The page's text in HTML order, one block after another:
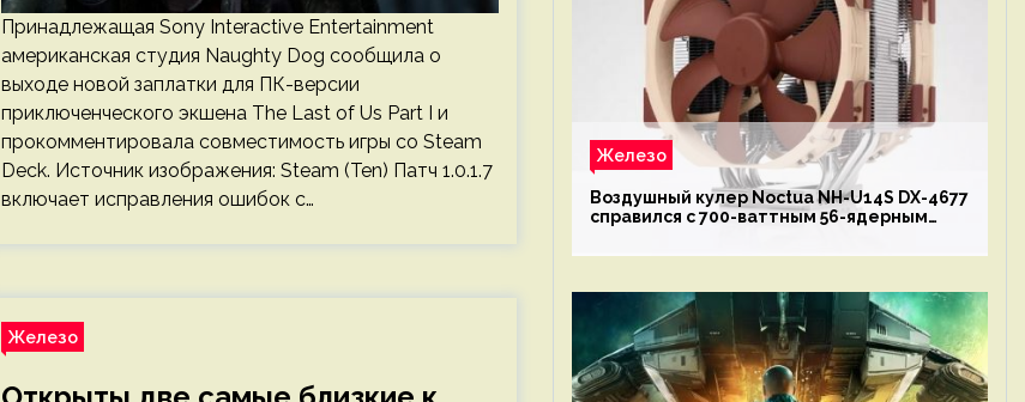
Принадлежащая Sony Interactive Entertainment
американская студия Naughty Dog сообщила о
выходе новой заплатки для ПК-версии
приключенческого экшена The Last of Us Part I и
прокомментировала совместимость игры со Steam
Deck. Источник изображения: Steam (Ten) Патч 1.0.1.7
включает исправления ошибок с…
Железо
Железо
Воздушный кулер Noctua NH-U14S DX-4677
справился с 700-ваттным 56-ядерным